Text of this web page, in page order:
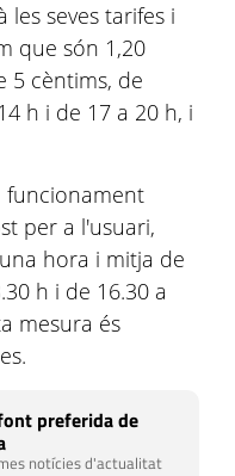
seves tarifes i
que són 1,20
5 cèntims, de
h i de 17 a 20 h, i
funcionament
per a l'usuari,
hora i mitja de
h i de 16.30 a
mesura és
preferida de
notícies d'actualitat